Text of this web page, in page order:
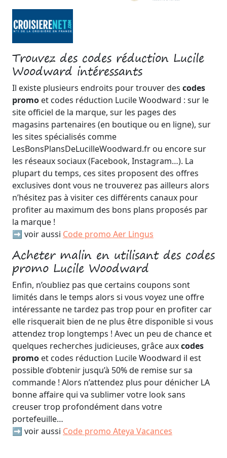
Trouvez des codes réduction Lucile
Woodward intéressants
Il existe plusieurs endroits pour trouver des codes
promo et codes réduction Lucile Woodward : sur le
site officiel de la marque, sur les pages des
magasins partenaires (en boutique ou en ligne), sur
les sites spécialisés comme
LesBonsPlansDeLucilleWoodward.fr ou encore sur
les réseaux sociaux (Facebook, Instagram…). La
plupart du temps, ces sites proposent des offres
exclusives dont vous ne trouverez pas ailleurs alors
n’hésitez pas à visiter ces différents canaux pour
profiter au maximum des bons plans proposés par
la marque !
➡️ voir aussi Code promo Aer Lingus
Acheter malin en utilisant des codes
promo Lucile Woodward
Enfin, n’oubliez pas que certains coupons sont
limités dans le temps alors si vous voyez une offre
intéressante ne tardez pas trop pour en profiter car
elle risquerait bien de ne plus être disponible si vous
attendez trop longtemps ! Avec un peu de chance et
quelques recherches judicieuses, grâce auxcodes
promo et codes réduction Lucile Woodward il est
possible d’obtenir jusqu’à 50% de remise sur sa
commande ! Alors n’attendez plus pour dénicher LA
bonne affaire qui va sublimer votre look sans
creuser trop profondément dans votre
portefeuille…
➡️ voir aussi Code promo Ateya Vacances